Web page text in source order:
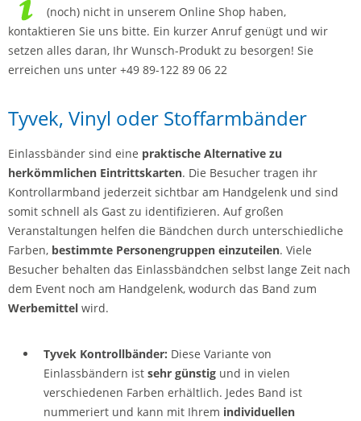
(noch) nicht in unserem Online Shop haben,
kontaktieren Sie uns bitte. Ein kurzer Anruf genügt und wir
setzen alles daran, Ihr Wunsch-Produkt zu besorgen! Sie
erreichen uns unter +49 89-122 89 06 22
Tyvek, Vinyl oder Stoffarmbänder
Einlassbänder sind eine praktische Alternative zu
herkömmlichen Eintrittskarten. Die Besucher tragen ihr
Kontrollarmband jederzeit sichtbar am Handgelenk und sind
somit schnell als Gast zu identifizieren. Auf großen
Veranstaltungen helfen die Bändchen durch unterschiedliche
Farben, bestimmte Personengruppen einzuteilen. Viele
Besucher behalten das Einlassbändchen selbst lange Zeit nach
dem Event noch am Handgelenk, wodurch das Band zum
Werbemittel wird.
Tyvek Kontrollbänder: Diese Variante von
Einlassbändern ist sehr günstig und in vielen
verschiedenen Farben erhältlich. Jedes Band ist
nummeriert und kann mit Ihrem individuellen